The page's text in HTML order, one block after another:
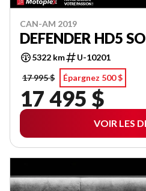
CAN-AM 2019
DEFENDER HD5
5322 km
U-10201
17 995 $
Épargnez 500 $
17 495 $
VOIR LES